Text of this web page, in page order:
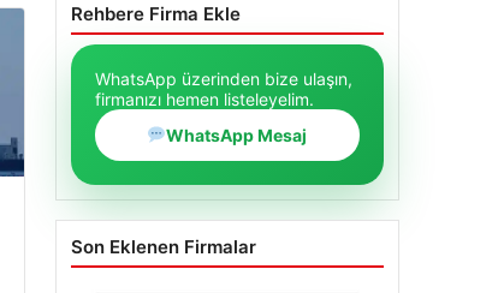
Rehbere Firma Ekle
WhatsApp üzerinden bize ulaşın,
firmanızı hemen listeleyelim.
WhatsApp Mesaj
Son Eklenen Firmalar